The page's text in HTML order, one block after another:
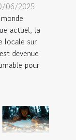
06/2025
actuel, la
locale sur
devenue
pour